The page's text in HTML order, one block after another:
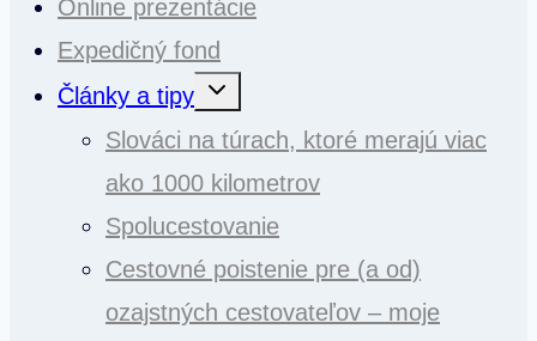
Online prezentácie
Expedičný fond
Články a tipy
Toggle
Slováci na túrach, ktoré merajú viac
ako 1000 kilometrov
Spolucestovanie
Cestovné poistenie pre (a od)
ozajstných cestovateľov – moje